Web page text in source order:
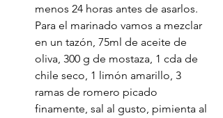
menos 24 horas antes de asarlos.
Para el marinado vamos a mezclar
en un tazón, 75ml de aceite de
oliva, 300 g de mostaza, 1 cda de
chile seco, 1 limón amarillo, 3
ramas de romero picado
finamente, sal al gusto, pimienta al